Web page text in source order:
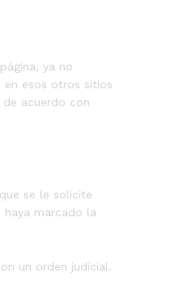
ya no
esos otros sitios
acuerdo con
se le solicite
marcado la
un orden judicial.